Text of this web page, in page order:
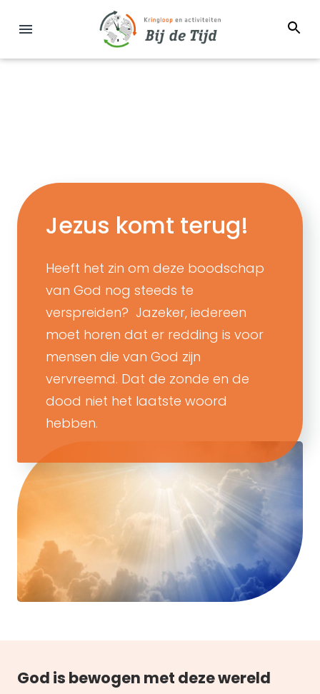
Jezus komt terug!
Heeft het zin om deze boodschap
van God nog steeds te
verspreiden? Jazeker, iedereen
moet horen dat er redding is voor
mensen die van God zijn
vervreemd. Dat de zonde en de
dood niet het laatste woord
hebben.
God is bewogen met deze wereld